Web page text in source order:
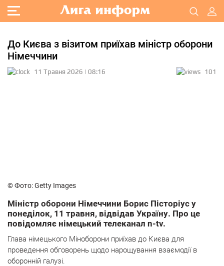
До Києва з візитом приїхав міністр оборони
Німеччини
11 Травня 2026 | 08:16 101
© Фото: Getty Images
Міністр оборони Німеччини Борис Пісторіус у
понеділок, 11 травня, відвідав Україну. Про це
повідомляє німецький телеканал n-tv.
Глава німецького Міноборони приїхав до Києва для
проведення обговорень щодо нарощування взаємодії в
оборонній галузі.